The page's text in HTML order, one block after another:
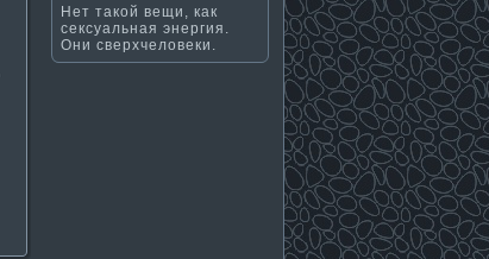
Нет такой вещи, как
сексуальная энергия.
Они сверхчеловеки.